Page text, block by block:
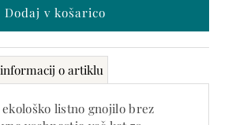
o artiklu
ekološko listno gnojilo brez